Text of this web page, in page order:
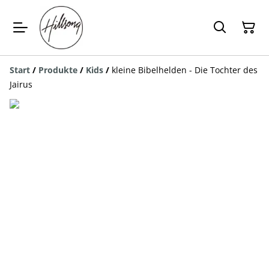
Start / Produkte / Kids / kleine Bibelhelden - Die Tochter des
Jairus